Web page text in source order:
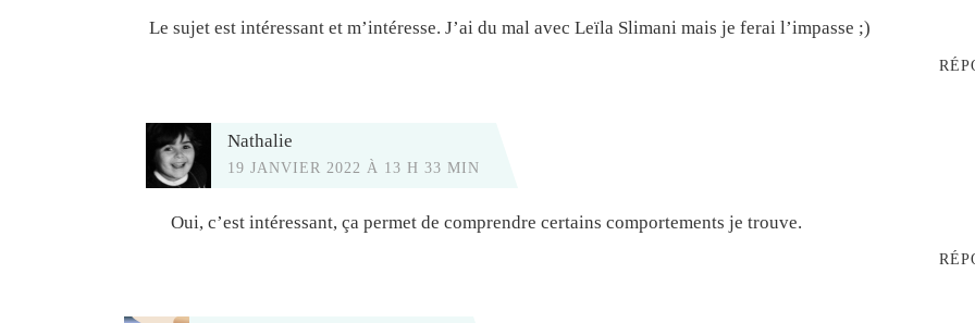
Le sujet est intéressant et m’intéresse. J’ai du mal avec Leïla Slimani mais je ferai l’impasse ;)
Nathalie
19 JANVIER 2022 À 13 H 33 MIN
Oui, c’est intéressant, ça permet de comprendre certains comportements je trouve.